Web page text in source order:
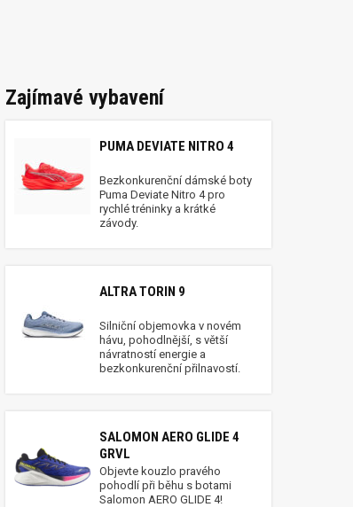
Zajímavé vybavení
PUMA DEVIATE NITRO 4
Bezkonkurenční dámské boty
Puma Deviate Nitro 4 pro
rychlé tréninky a krátké
závody.
ALTRA TORIN 9
Silniční objemovka v novém
hávu, pohodlnější, s větší
návratností energie a
bezkonkurenční přilnavostí.
SALOMON AERO GLIDE 4
GRVL
Objevte kouzlo pravého
pohodlí při běhu s botami
Salomon AERO GLIDE 4!